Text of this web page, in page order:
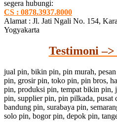
segera hubungi:
CS : 0878.3937.8000
Alamat : Jl. Jati Ngali No. 154,
Yogyakarta
Testimoni
jual pin, bikin pin, pin murah,
pin, grosir pin, toko pin, pin bros,
pin, produksi pin, tempat bikin pin,
pin, supplier pin, pin pilkada, pusat
bandung pin, surabaya pin,
solo pin, bogor pin, depok pin,